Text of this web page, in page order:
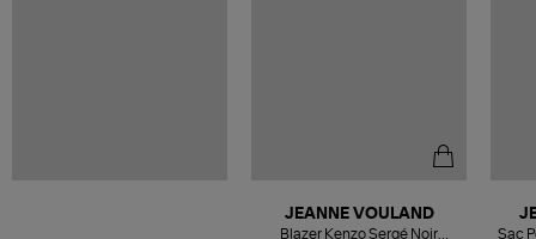
JEANNE VOULAND
Blazer Kenzo Sergé Noir
Sac